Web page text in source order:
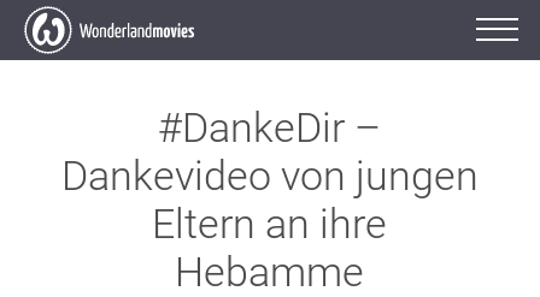
#DankeDir –
Dankevideo von jungen
Eltern an ihre
Hebamme